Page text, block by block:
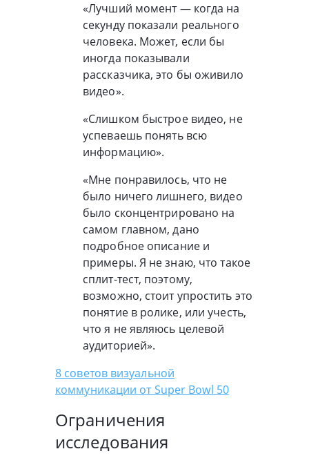
«Лучший момент — когда на
секунду показали реального
человека. Может, если бы
иногда показывали
рассказчика, это бы оживило
видео».
«Слишком быстрое видео, не
успеваешь понять всю
информацию».
«Мне понравилось, что не
было ничего лишнего, видео
было сконцентрировано на
самом главном, дано
подробное описание и
примеры. Я не знаю, что такое
сплит-тест, поэтому,
возможно, стоит упростить это
понятие в ролике, или учесть,
что я не являюсь целевой
аудиторией».
8 советов визуальной
коммуникации от Super Bowl 50
Ограничения
исследования